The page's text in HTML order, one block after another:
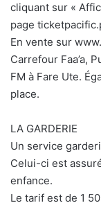
cliquant sur «
page
En vente sur
Carrefour Faa’a,
FM à Fare Ute.
place.
LA GARDERIE
Un service
Celui-ci est
enfance.
Le tarif est de 1